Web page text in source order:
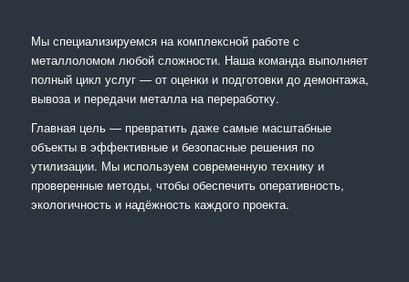
Мы специализируемся на комплексной работе с
металлоломом любой сложности. Наша команда выполняет
полный цикл услуг — от оценки и подготовки до демонтажа,
вывоза и передачи металла на переработку.
Главная цель — превратить даже самые масштабные
объекты в эффективные и безопасные решения по
утилизации. Мы используем современную технику и
проверенные методы, чтобы обеспечить оперативность,
экологичность и надёжность каждого проекта.